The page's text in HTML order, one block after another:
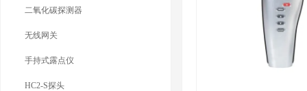
二氧化碳探测器
无线网关
手持式露点仪
HC2-S探头